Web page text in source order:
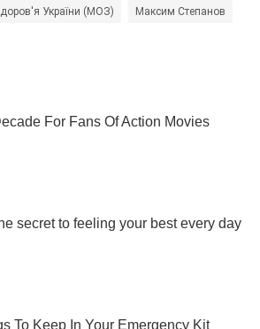
України (МОЗ) Максим Степанов